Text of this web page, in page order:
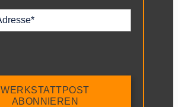
WERKSTATTPOST
ABONNIEREN